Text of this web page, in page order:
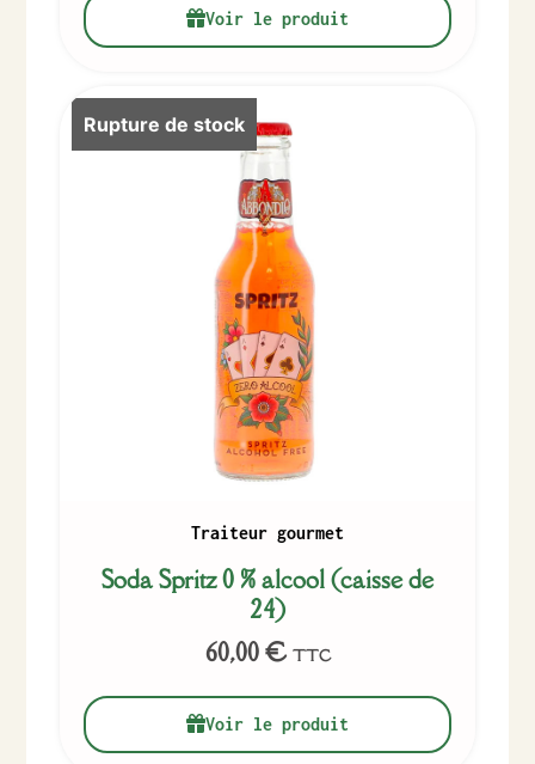
Voir le produit
Rupture de stock
Traiteur gourmet
Soda Spritz 0 % alcool (caisse de
24)
60,00€ TTC
Voir le produit